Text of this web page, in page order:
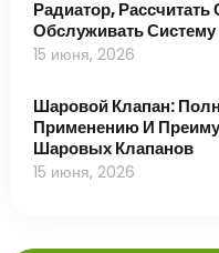
Радиатор,
Обслуживать Систему
15 июня, 2026
Шаровой Клапан:
Применению И
Шаровых Клапанов
15 июня, 2026